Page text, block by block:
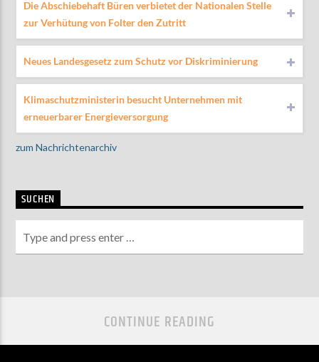
Die Abschiebehaft Büren verbietet der Nationalen Stelle
zur Verhütung von Folter den Zutritt
Neues Landesgesetz zum Schutz vor Diskriminierung
Klimaschutzministerin besucht Unternehmen mit
erneuerbarer Energieversorgung
zum Nachrichtenarchiv
SUCHEN
CONTINUE READING